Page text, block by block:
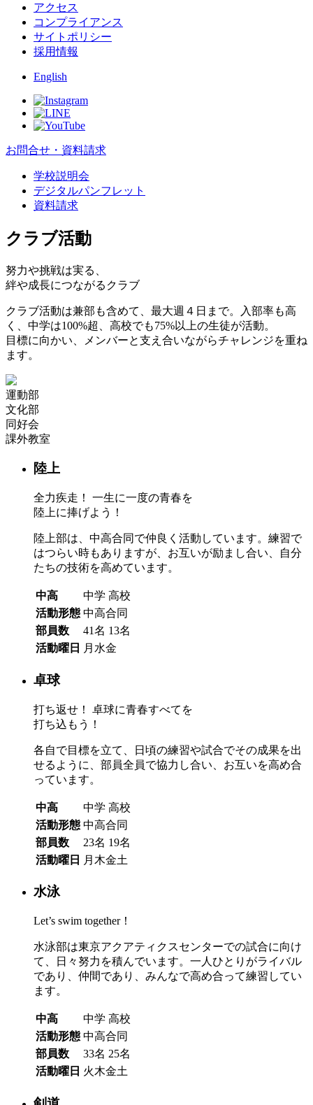
アクセス
コンプライアンス
サイトポリシー
採用情報
English
お問合せ・資料請求
学校説明会
デジタルパンフレット
資料請求
クラブ活動
努力や挑戦は実る、
絆や成長につながるクラブ
クラブ活動は兼部も含めて、最大週４日まで。入部率も高
く、中学は100%超、高校でも75%以上の生徒が活動。
目標に向かい、メンバーと支え合いながらチャレンジを重ね
ます。
運動部
文化部
同好会
課外教室
陸上
全力疾走！ 一生に一度の青春を
陸上に捧げよう！
陸上部は、中高合同で仲良く活動しています。練習で
はつらい時もありますが、お互いが励まし合い、自分
たちの技術を高めています。
中高 中学 高校
活動形態 中高合同
部員数
41名 13名
活動曜日
月水金
卓球
打ち返せ！ 卓球に青春すべてを
打ち込もう！
各自で目標を立て、日頃の練習や試合でその成果を出
せるように、部員全員で協力し合い、お互いを高め合
っています。
中高 中学 高校
活動形態 中高合同
部員数
23名 19名
活動曜日
月木金土
水泳
Let’s swim together！
水泳部は東京アクアティクスセンターでの試合に向け
て、日々努力を積んでいます。一人ひとりがライバル
であり、仲間であり、みんなで高め合って練習してい
ます。
中高 中学 高校
活動形態 中高合同
部員数
33名 25名
活動曜日 火木金土